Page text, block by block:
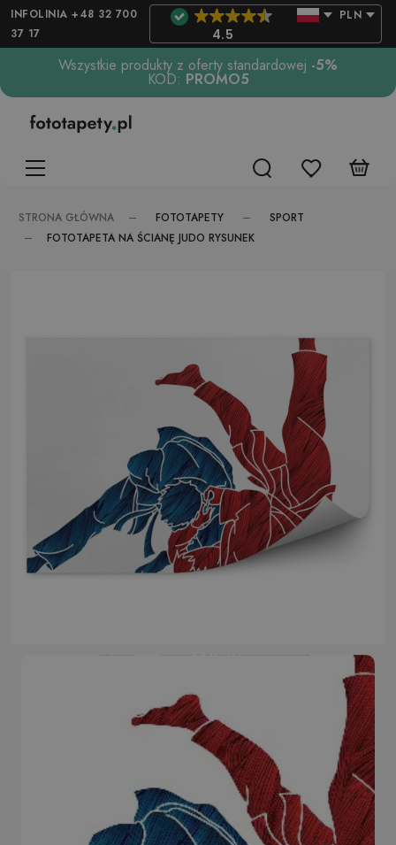
INFOLINIA +48 32 700
37 17
4.5
PLN
Wszystkie produkty z oferty standardowej -5%
KOD: PROMO5
STRONA GŁÓWNA FOTOTAPETY
SPORT
FOTOTAPETA NA ŚCIANĘ JUDO RYSUNEK